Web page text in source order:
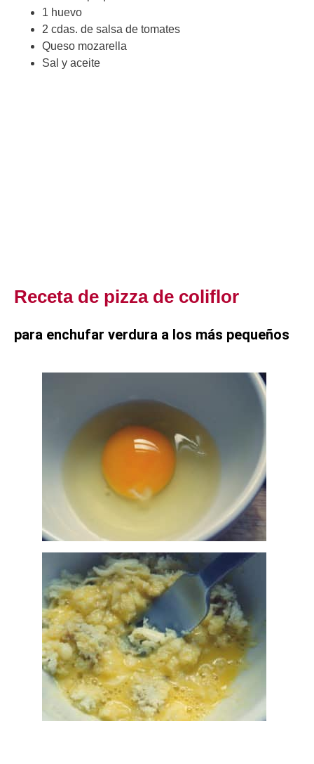
1 huevo
2 cdas. de salsa de tomates
Queso mozarella
Sal y aceite
Receta de pizza de coliflor
para enchufar verdura a los más pequeños